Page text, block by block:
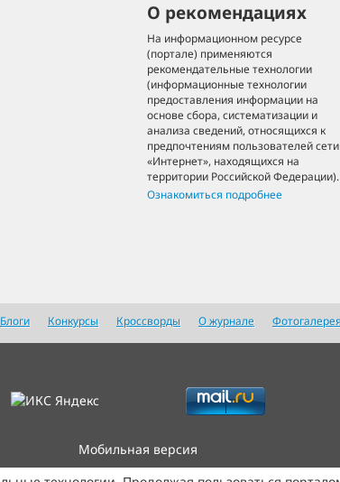
О рекомендациях
На информационном ресурсе
(портале) применяются
рекомендательные технологии
(информационные технологии
предоставления информации на
основе сбора, систематизации и
анализа сведений, относящихся к
предпочтениям пользователей сети
«Интернет», находящихся на
территории Российской Федерации).
Ознакомиться подробнее
Блоги Конкурсы Кроссворды О журнале
Мобильная версия